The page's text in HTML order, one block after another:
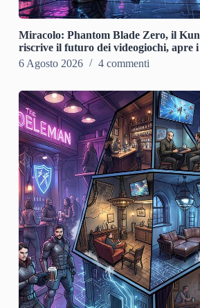
Miracolo: Phantom Blade Zero, il
riscrive il futuro dei videogiochi, apre
6 Agosto 2026
4 commenti